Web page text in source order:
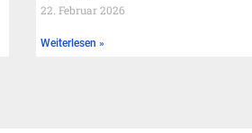
22. Februar 2026
Weiterlesen »